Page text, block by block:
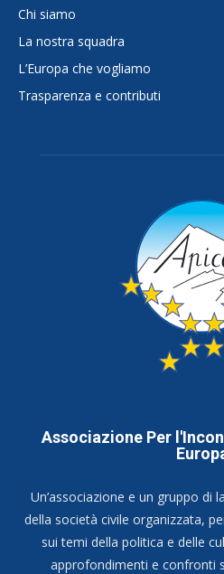
Chi siamo
La nostra squadra
L’Europa che vogliamo
Trasparenza e contributi
Associazione Per
Un’associazione e un gruppo di
della società civile organizzata,
sui temi della politica e delle
approfondimenti e confronti